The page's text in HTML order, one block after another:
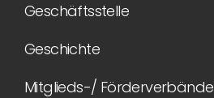
Geschäftsstelle
Geschichte
Mitglieds-/ Förderverbände